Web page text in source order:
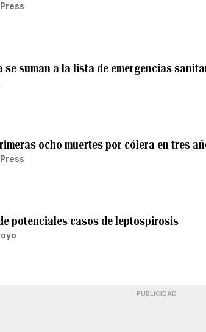
se suman a la lista de emergencias
ocho muertes por cólera en tres
potenciales casos de leptospirosis
PUBLICIDAD